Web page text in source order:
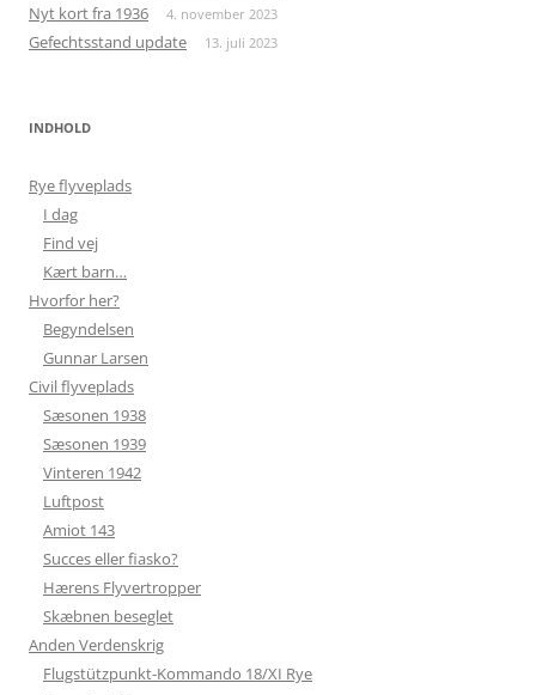
Nyt kort fra 1936 4. november 2023
Gefechtsstand update 13. juli 2023
INDHOLD
Rye flyveplads
I dag
Find vej
Kært barn…
Hvorfor her?
Begyndelsen
Gunnar Larsen
Civil flyveplads
Sæsonen 1938
Sæsonen 1939
Vinteren 1942
Luftpost
Amiot 143
Succes eller fiasko?
Hærens Flyvertropper
Skæbnen beseglet
Anden Verdenskrig
Flugstützpunkt-Kommando 18/XI Rye